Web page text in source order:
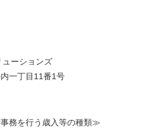
ーションズ
丁目11番1号
務を行う歳入等の種類≫